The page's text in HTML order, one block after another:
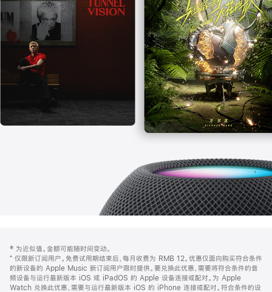
中
打
开)
页
页
脚
注
‡ 为近似值。金额可能随时间变动。
⁺ 仅限新订阅用户。免费试用期结束后，每月收费为 RMB 12。优惠仅面向购买符合条件
的新设备的 Apple Music 新订阅用户限时提供。要兑换此优惠，需要将符合条件的音
频设备与运行最新版本 iOS 或 iPadOS 的 Apple 设备连接或配对。为 Apple
Watch 兑换此优惠，需要与运行最新版本 iOS 的 iPhone 连接或配对。符合条件的设